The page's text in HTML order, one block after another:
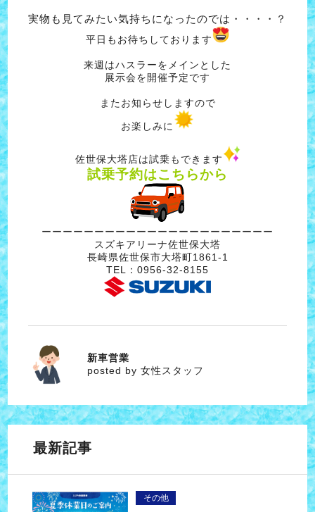
実物も見てみたい気持ちになったのでは・・・・？
平日もお待ちしております
来週はハスラーをメインとした
展示会を開催予定です
またお知らせしますので
お楽しみに
佐世保大塔店は試乗もできます
試乗予約はこちらから
ーーーーーーーーーーーーーーーーーーーーーー
スズキアリーナ佐世保大塔
長崎県佐世保市大塔町1861‐1
TEL：0956‐32‐8155
女性スタッフ
新車営業
posted by 女性スタッフ
最新記事
その他